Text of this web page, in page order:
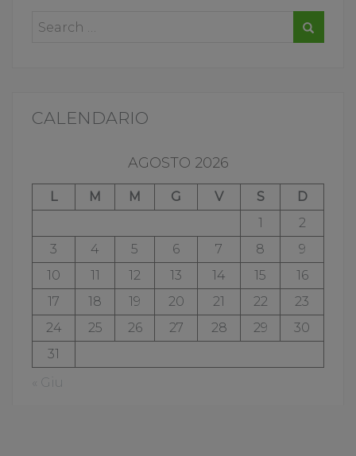
CALENDARIO
AGOSTO 2026
L M M G V S
D
1
2
3
4 5 6 7 8
9
10
11 12 13 14 15
16
17
18 19 20 21 22
23
24
25 26 27 28 29
30
31
« Giu